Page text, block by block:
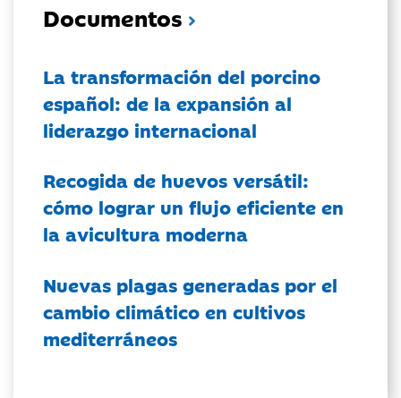
Documentos
La transformación del porcino
español: de la expansión al
liderazgo internacional
Recogida de huevos versátil:
cómo lograr un flujo eficiente en
la avicultura moderna
Nuevas plagas generadas por el
cambio climático en cultivos
mediterráneos